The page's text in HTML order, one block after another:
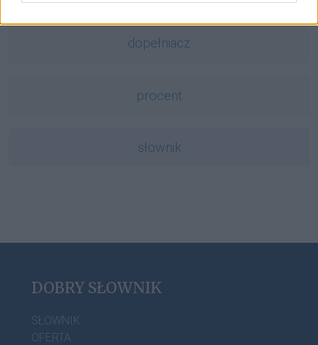
dopełniacz
procent
słownik
DOBRY SŁOWNIK
SŁOWNIK
OFERTA